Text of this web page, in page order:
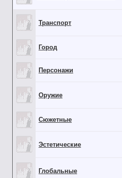
Транспорт
Город
Персонажи
Оружие
Сюжетные
Эстетические
Глобальные